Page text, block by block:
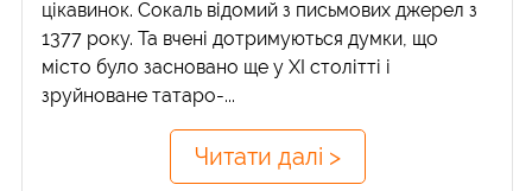
цікавинок. Сокаль відомий з письмових джерел з
1377 року. Та вчені дотримуються думки, що
місто було засновано ще у XI столітті і
зруйноване татаро-...
Читати далі >